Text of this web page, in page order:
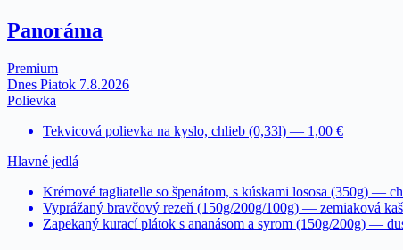
Panoráma
Premium
Dnes Piatok 7.8.2026
Polievka
Tekvicová polievka na kyslo, chlieb (0,33l) — 1,00 €
Hlavné jedlá
Krémové tagliatelle so špenátom, s kúskami lososa (350g) —
Vyprážaný bravčový rezeň (150g/200g/100g) — zemiaková
Zapekaný kurací plátok s ananásom a syrom (150g/200g) —